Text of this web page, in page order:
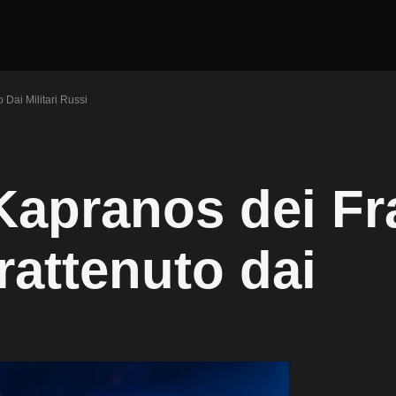
Dai Militari Russi
dei
dai